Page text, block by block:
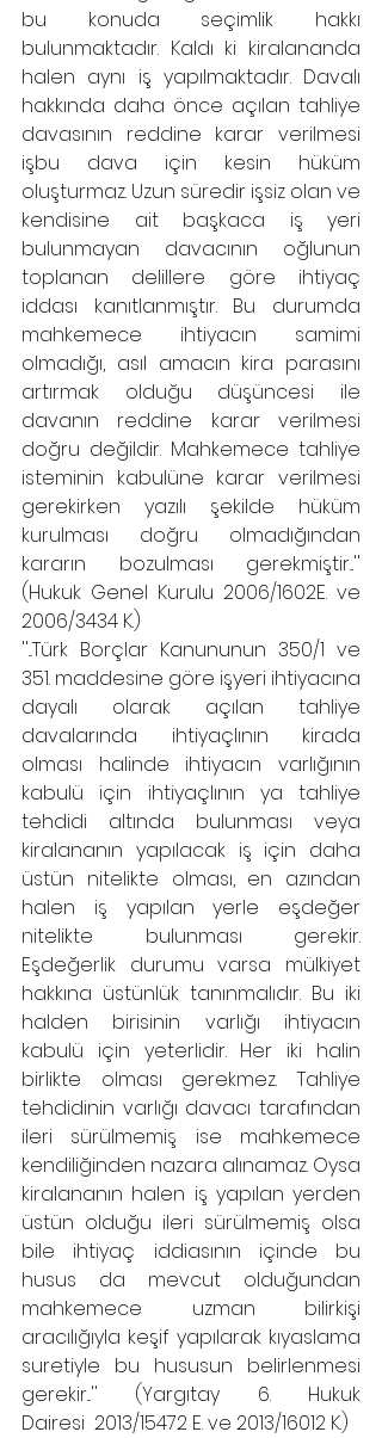
bu konuda seçimlik hakkı
bulunmaktadır. Kaldı ki kiralananda
halen aynı iş yapılmaktadır. Davalı
hakkında daha önce açılan tahliye
davasının reddine karar verilmesi
işbu dava için kesin hüküm
oluşturmaz. Uzun süredir işsiz olan ve
kendisine ait başkaca iş yeri
bulunmayan davacının oğlunun
toplanan delillere göre ihtiyaç
iddası kanıtlanmıştır. Bu durumda
mahkemece ihtiyacın samimi
olmadığı, asıl amacın kira parasını
artırmak olduğu düşüncesi ile
davanın reddine karar verilmesi
doğru değildir. Mahkemece tahliye
isteminin kabulüne karar verilmesi
gerekirken yazılı şekilde hüküm
kurulması doğru olmadığından
kararın bozulması gerekmiştir...''
(Hukuk Genel Kurulu 2006/1602E. ve
2006/3434 K.)
''...Türk Borçlar Kanununun 350/1 ve
351. maddesine göre işyeri ihtiyacına
dayalı olarak açılan tahliye
davalarında ihtiyaçlının kirada
olması halinde ihtiyacın varlığının
kabulü için ihtiyaçlının ya tahliye
tehdidi altında bulunması veya
kiralananın yapılacak iş için daha
üstün nitelikte olması, en azından
halen iş yapılan yerle eşdeğer
nitelikte bulunması gerekir.
Eşdeğerlik durumu varsa mülkiyet
hakkına üstünlük tanınmalıdır. Bu iki
halden birisinin varlığı ihtiyacın
kabulü için yeterlidir. Her iki halin
birlikte olması gerekmez. Tahliye
tehdidinin varlığı davacı tarafından
ileri sürülmemiş ise mahkemece
kendiliğinden nazara alınamaz. Oysa
kiralananın halen iş yapılan yerden
üstün olduğu ileri sürülmemiş olsa
bile ihtiyaç iddiasının içinde bu
husus da mevcut olduğundan
mahkemece uzman bilirkişi
aracılığıyla keşif yapılarak kıyaslama
suretiyle bu hususun belirlenmesi
gerekir...'' (Yargıtay 6. Hukuk
Dairesi  2013/15472 E. ve 2013/16012 K.)